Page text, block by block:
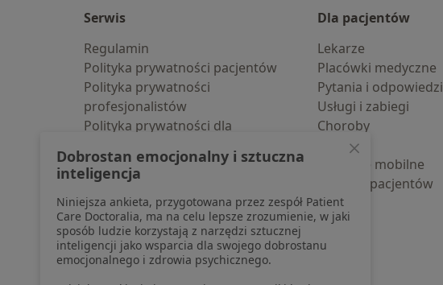
Serwis
Regulamin
Polityka prywatności pacjentów
Polityka prywatności
profesjonalistów
Polityka prywatności dla
pozyskaliśmy samodzielnie
Polityka cookies
Jak działają wyniki wyszukiwania
Dostępność
O nas
Praca Rekrutujemy!
Partnerzy
Dla pacjentów
Lekarze
Placówki medyczne
Pytania i odpowiedzi
Usługi i zabiegi
Choroby
Pomoc
Aplikacje mobilne
Blog dla pacjentów
Dobrostan emocjonalny i sztuczna
inteligencja
Niniejsza ankieta, przygotowana przez zespół Patient
Care Doctoralia, ma na celu lepsze zrozumienie, w jaki
sposób ludzie korzystają z narzędzi sztucznej
inteligencji jako wsparcia dla swojego dobrostanu
emocjonalnego i zdrowia psychicznego.